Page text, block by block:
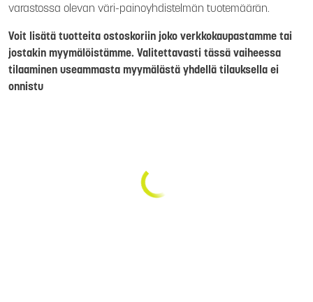
varastossa olevan väri-painoyhdistelmän tuotemäärän.
Voit lisätä tuotteita ostoskoriin joko verkkokaupastamme tai
jostakin myymälöistämme. Valitettavasti tässä vaiheessa
tilaaminen useammasta myymälästä yhdellä tilauksella ei
onnistu